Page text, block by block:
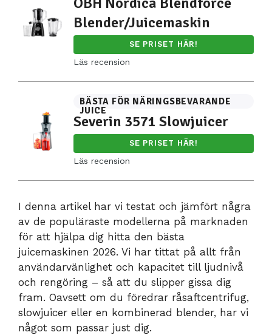
Blender/Juicemaskin
SE PRISET HÄR!
Läs recension
BÄSTA FÖR NÄRINGSBEVARANDE
JUICE
Severin 3571 Slowjuicer
SE PRISET HÄR!
Läs recension
I denna artikel har vi testat och jämfört några
av de populäraste modellerna på marknaden
för att hjälpa dig hitta den bästa
juicemaskinen 2026. Vi har tittat på allt från
användarvänlighet och kapacitet till ljudnivå
och rengöring – så att du slipper gissa dig
fram. Oavsett om du föredrar råsaftcentrifug,
slowjuicer eller en kombinerad blender, har vi
något som passar just dig.